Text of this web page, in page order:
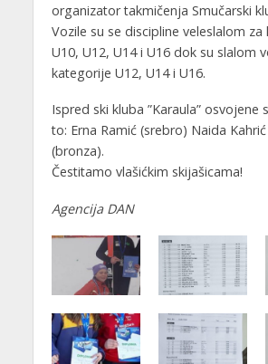
organizator takmičenja Smučarski
Vozile su se discipline veleslalom
U10, U12, U14 i U16 dok su slalom
kategorije U12, U14 i U16.
Ispred ski kluba ”Karaula” osvojene
to: Erna Ramić (srebro) Naida
(bronza).
Čestitamo vlašićkim skijašicama!
Agencija DAN